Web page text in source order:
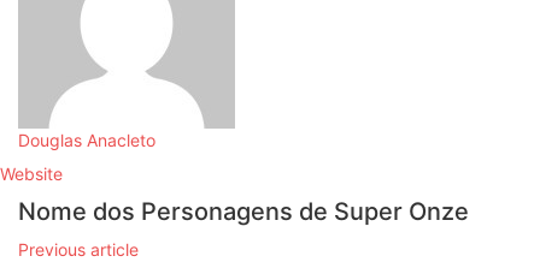
Douglas Anacleto
Website
Nome dos Personagens de Super Onze
Previous article